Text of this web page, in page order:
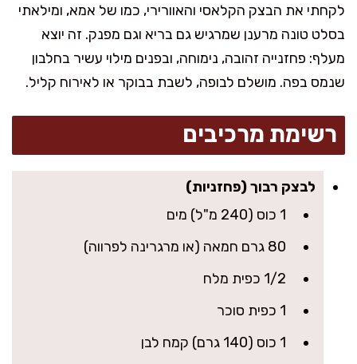
לקחתי את הבצק הקלאסי והאוורירי, כמו של אמא, ומילאתי
בסלט טונה מרענן שמרגיש גם בריא וגם מפנק. זה יוצא
מעלף: פחזנייה זהובה, נימוחה, ובפנים מילוי עשיר בחלבון
שנמס בפה. מושלם לבופה, לשבת בבוקר או לאירוח קליל.
רשימת מרכיבים
לבצק רבוך (פחזניות)
1 כוס (240 מ"ל) מים
80 גרם חמאה (או מרגרינה לפרווה)
1/2 כפית מלח
1 כפית סוכר
1 כוס (140 גרם) קמח לבן